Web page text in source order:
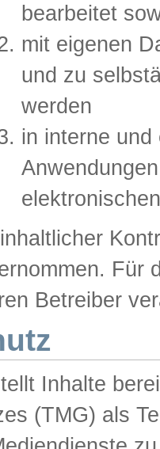
bearbeitet
mit eigenen
und zu
werden
in interne
Für
Betreiber
Inhalte
(TMG) als